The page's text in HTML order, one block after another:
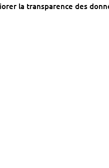
la transparence des